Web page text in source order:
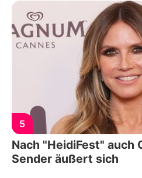
5
Nach "HeidiFest" auch
Sender äußert sich